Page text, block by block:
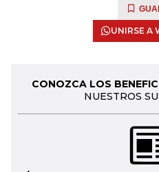
UNIRSE A
CONOZCA LOS
NUESTROS